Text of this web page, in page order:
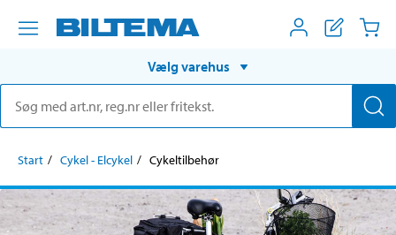
Vælg varehus
Start Cykel - Elcykel Cykeltilbehør